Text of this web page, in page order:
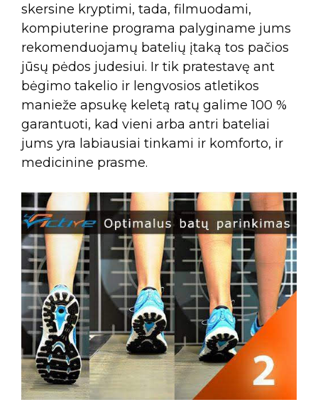
skersine kryptimi, tada, filmuodami,
kompiuterine programa palyginame jums
rekomenduojamų batelių įtaką tos pačios
jūsų pėdos judesiui. Ir tik pratestavę ant
bėgimo takelio ir lengvosios atletikos
manieže apsukę keletą ratų galime 100 %
garantuoti, kad vieni arba antri bateliai
jums yra labiausiai tinkami ir komforto, ir
medicinine prasme.